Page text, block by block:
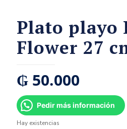
Plato playo
Flower 27
₲ 50.000
Pedir más información
Hay existencias